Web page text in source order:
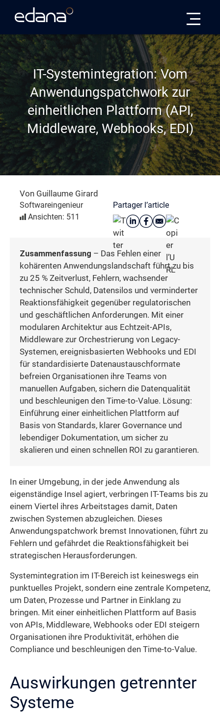
IT-Systemintegration: Vom
Anwendungspatchwork zur
einheitlichen Plattform (API,
Middleware, Webhooks, EDI)
Von Guillaume Girard
Softwareingenieur
Ansichten: 511
Partager l’article
Zusammenfassung – Das Fehlen einer
kohärenten Anwendungslandschaft führt zu bis
zu 25 % Zeitverlust, Fehlern, wachsender
technischer Schuld, Datensilos und verminderter
Reaktionsfähigkeit gegenüber regulatorischen
und geschäftlichen Anforderungen. Mit einer
modularen Architektur aus Echtzeit-APIs,
Middleware zur Orchestrierung von Legacy-
Systemen, ereignisbasierten Webhooks und EDI
für standardisierte Datenaustauschformate
befreien Organisationen ihre Teams von
manuellen Aufgaben, sichern die Datenqualität
und beschleunigen den Time-to-Value. Lösung:
Einführung einer einheitlichen Plattform auf
Basis von Standards, klarer Governance und
lebendiger Dokumentation, um sicher zu
skalieren und einen schnellen ROI zu garantieren.
In einer Umgebung, in der jede Anwendung als
eigenständige Insel agiert, verbringen IT-Teams bis zu
einem Viertel ihres Arbeitstages damit, Daten
zwischen Systemen abzugleichen. Dieses
Anwendungspatchwork bremst Innovationen, führt zu
Fehlern und gefährdet die Reaktionsfähigkeit bei
strategischen Herausforderungen.
Systemintegration im IT-Bereich ist keineswegs ein
punktuelles Projekt, sondern eine zentrale Kompetenz,
um Daten, Prozesse und Partner in Einklang zu
bringen. Mit einer einheitlichen Plattform auf Basis
von APIs, Middleware, Webhooks oder EDI steigern
Organisationen ihre Produktivität, erhöhen die
Compliance und beschleunigen den Time-to-Value.
Auswirkungen getrennter
Systeme